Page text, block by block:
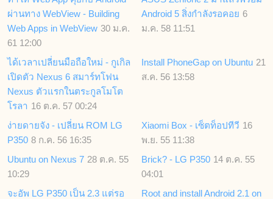
ผ่านทาง WebView - Building
Web Apps in WebView 30 ม.ค.
61 12:00
Android 5 สิ่งกำลังรอคอย 6
ม.ค. 58 11:51
ได้เวลาเปลี่ยนมือถือใหม่ - กูเกิล
เปิดตัว Nexus 6 สมาร์ทโฟน
Nexus ตัวแรกในตระกูลโมโต
โรลา 16 ต.ค. 57 00:24
Install PhoneGap on Ubuntu 21
ส.ค. 56 13:58
ง่ายดายจัง - เปลี่ยน ROM LG
P350 8 ก.ค. 56 16:35
Xiaomi Box - เซ็ตท็อปทีวี 16
พ.ย. 55 11:38
Ubuntu on Nexus 7 28 ต.ค. 55
10:29
Brick? - LG P350 14 ต.ค. 55
04:01
จะอัพ LG P350 เป็น 2.3 แต่รอ
Root and install Android 2.1 on